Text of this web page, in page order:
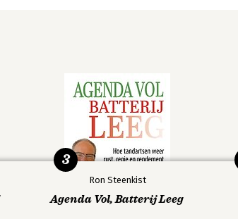
Ron Steenkist
Agenda Vol, Batterij Leeg
3